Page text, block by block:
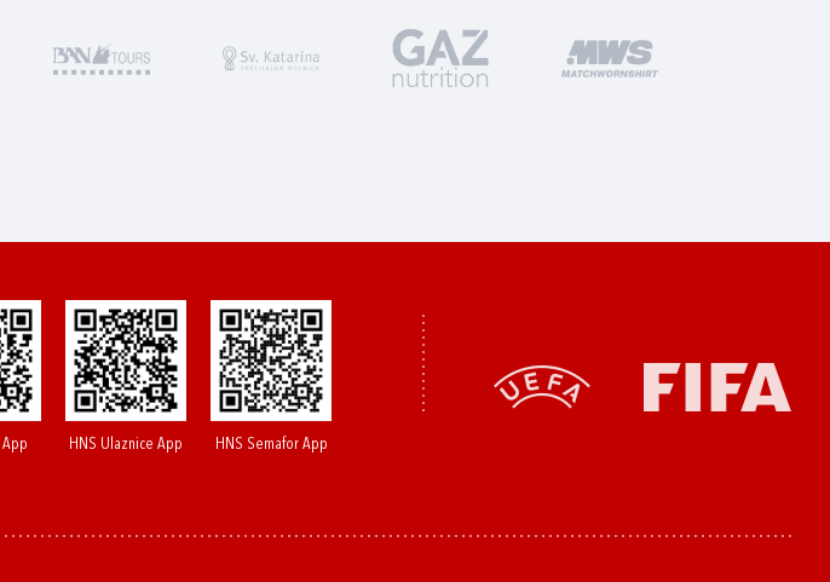
App HNS Ulaznice App HNS Semafor App